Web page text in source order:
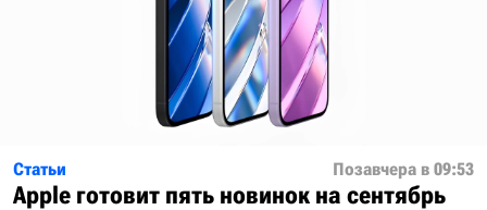
Статьи Позавчера в 09:53
Apple готовит пять новинок на сентябрь